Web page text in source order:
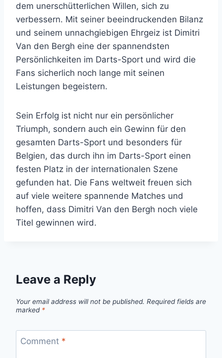
dem unerschütterlichen Willen, sich zu
verbessern. Mit seiner beeindruckenden Bilanz
und seinem unnachgiebigen Ehrgeiz ist Dimitri
Van den Bergh eine der spannendsten
Persönlichkeiten im Darts-Sport und wird die
Fans sicherlich noch lange mit seinen
Leistungen begeistern.
Sein Erfolg ist nicht nur ein persönlicher
Triumph, sondern auch ein Gewinn für den
gesamten Darts-Sport und besonders für
Belgien, das durch ihn im Darts-Sport einen
festen Platz in der internationalen Szene
gefunden hat. Die Fans weltweit freuen sich
auf viele weitere spannende Matches und
hoffen, dass Dimitri Van den Bergh noch viele
Titel gewinnen wird.
Leave a Reply
Your email address will not be published. Required fields are
marked *
Comment *